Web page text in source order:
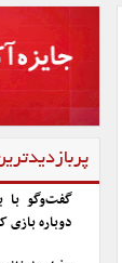
گفت‌وگو با
دوباره بازی